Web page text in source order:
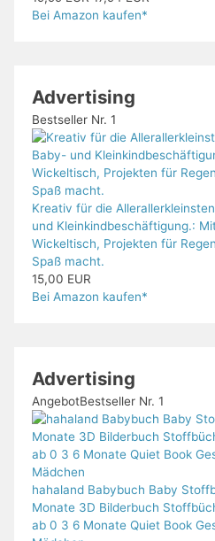
Bei Amazon kaufen*
Advertising
Bestseller Nr. 1
Kreativ für die
und Kleinkindbeschäftigung.:
Wickeltisch, Projekten für
Spaß macht.
15,00 EUR
Bei Amazon kaufen*
Advertising
AngebotBestseller Nr. 1
hahaland Babybuch Baby
Monate 3D Bilderbuch
ab 0 3 6 Monate Quiet Book